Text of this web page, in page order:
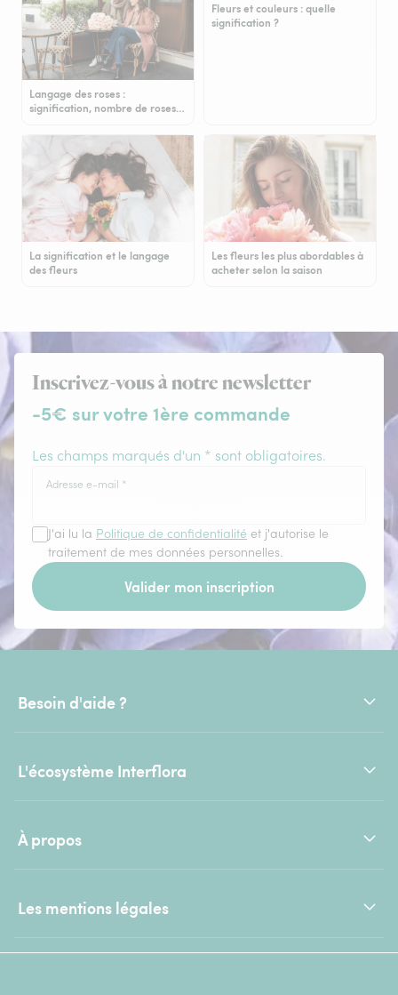
Langage des roses :
signification, nombre de roses…
Fleurs et couleurs : quelle
signification ?
La signification et le langage
des fleurs
Les fleurs les plus abordables à
acheter selon la saison
Inscrivez-vous à notre newsletter
-5€ sur votre 1ère commande
Les champs marqués d'un * sont obligatoires.
Adresse e-mail *
J'ai lu la Politique de confidentialité et j'autorise le
traitement de mes données personnelles.
Valider mon inscription
Besoin d'aide ?
L'écosystème Interflora
À propos
Les mentions légales